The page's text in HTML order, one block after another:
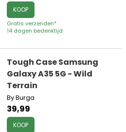
KOOP
Gratis verzenden*
14 dagen bedenktijd
Tough Case Samsung
Galaxy A35 5G - Wild
Terrain
By Burga
39,99
KOOP